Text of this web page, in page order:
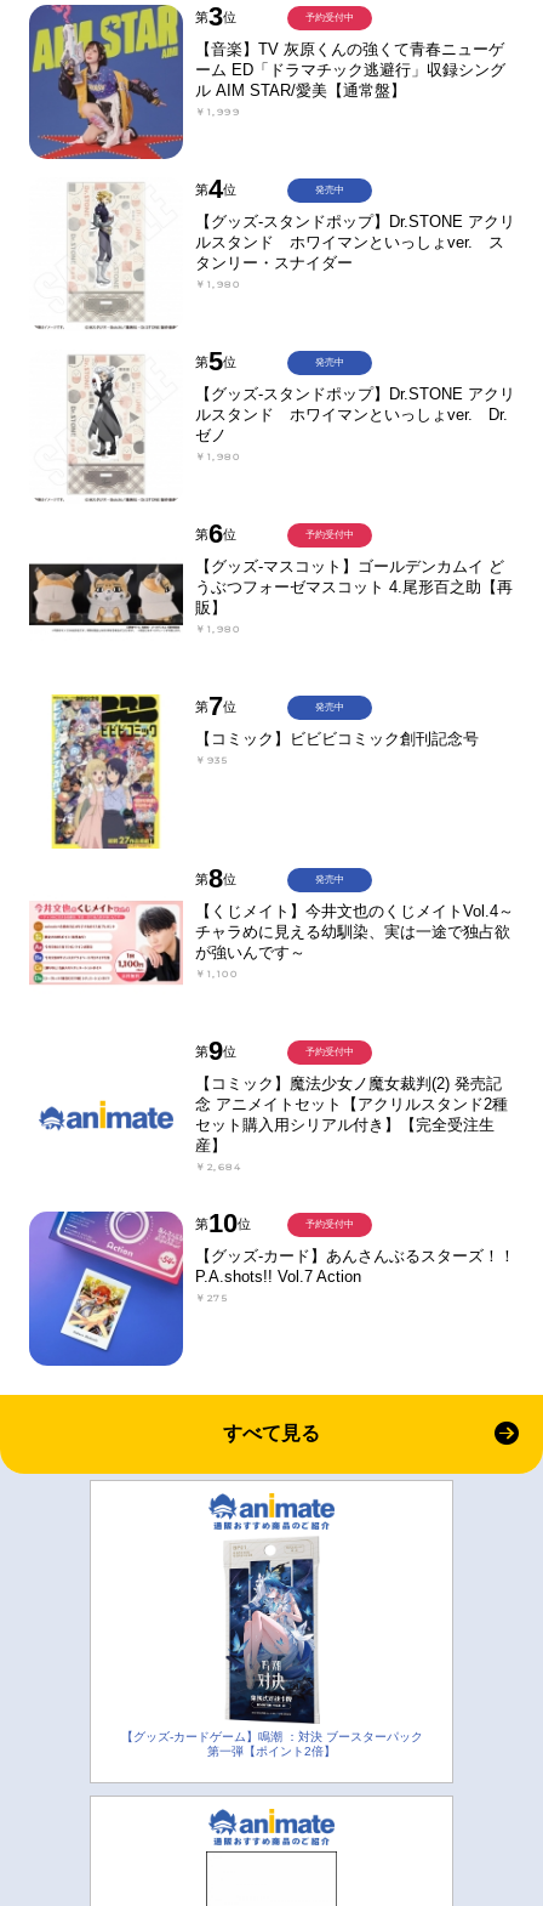
第3位
【音楽】TV 灰原くんの強くて青春ニューゲ
ーム ED「ドラマチック逃避行」収録シング
ル AIM STAR/愛美【通常盤】
￥1,999
予約受付中
第4位
【グッズ-スタンドポップ】Dr.STONE アクリ
ルスタンド ホワイマンといっしょver. ス
タンリー・スナイダー
￥1,980
発売中
第5位
【グッズ-スタンドポップ】Dr.STONE アクリ
ルスタンド ホワイマンといっしょver. Dr.
ゼノ
￥1,980
発売中
第6位
【グッズ-マスコット】ゴールデンカムイ ど
うぶつフォーゼマスコット 4.尾形百之助【再
販】
￥1,980
予約受付中
第7位
【コミック】ビビビコミック創刊記念号
￥935
発売中
第8位
【くじメイト】今井文也のくじメイトVol.4～
チャラめに見える幼馴染、実は一途で独占欲
が強いんです～
￥1,100
発売中
第9位
【コミック】魔法少女ノ魔女裁判(2) 発売記
念 アニメイトセット【アクリルスタンド2種
セット購入用シリアル付き】【完全受注生
産】
￥2,684
予約受付中
第10位
【グッズ-カード】あんさんぶるスターズ！！
P.A.shots!! Vol.7 Action
￥275
予約受付中
すべて見る
【グッズ-カードゲーム】鳴潮 ：対決 ブースターパック
第一弾【ポイント2倍】